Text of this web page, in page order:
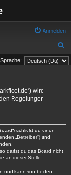
Anmelden
u
Sprache:
wird
Regelungen
schließt du einen
„Betreiber“) und
darfst du das Board nicht
an dieser Stelle
und kann von beiden